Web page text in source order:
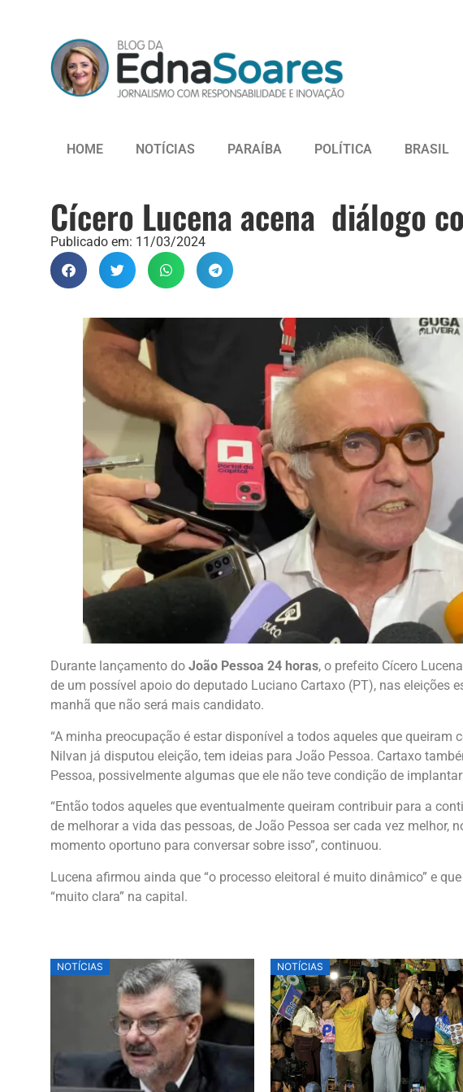
HOME NOTÍCIAS PARAÍBA POLÍTICA BRASIL
Cícero Lucena acena diálogo
Publicado em: 11/03/2024
Durante lançamento do João Pessoa 24 horas, o prefeito Cícero
de um possível apoio do deputado Luciano Cartaxo (PT), nas eleições
manhã que não será mais candidato.
“A minha preocupação é estar disponível a todos aqueles que queiram
Nilvan já disputou eleição, tem ideias para João Pessoa. Cartaxo
Pessoa, possivelmente algumas que ele não teve condição de
“Então todos aqueles que eventualmente queiram contribuir para a
de melhorar a vida das pessoas, de João Pessoa ser cada vez melhor,
momento oportuno para conversar sobre isso”, continuou.
Lucena afirmou ainda que “o processo eleitoral é muito dinâmico” e
“muito clara” na capital.
NOTÍCIAS NOTÍCIAS